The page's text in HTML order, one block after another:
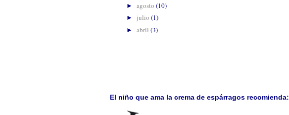
► agosto (10)
► julio (1)
► abril (3)
El niño que ama la crema de espárragos recomienda: